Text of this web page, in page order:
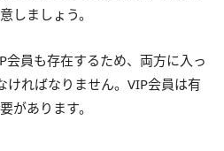
しましょう。
会員も存在するため、両方に入っ
ければなりません。VIP会員は有
があります。